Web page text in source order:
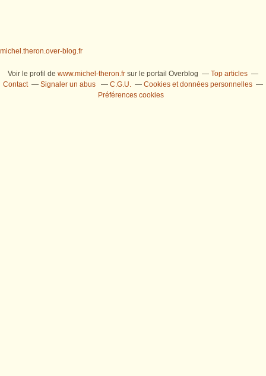
michel.theron.over-blog.fr
Voir le profil de www.michel-theron.fr sur le portail Overblog
Top articles
Contact
Signaler un abus C.G.U.
Cookies et données personnelles
Préférences cookies